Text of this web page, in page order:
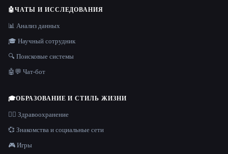
🤖ЧАТЫ И ИССЛЕДОВАНИЯ
📊 Анализ данных
🎓 Научный сотрудник
🔍 Поисковые системы
🤖💬 Чат-бот
🎓ОБРАЗОВАНИЕ И СТИЛЬ ЖИЗНИ
👩‍⚕️ Здравоохранение
💞 Знакомства и социальные сети
🎮 Игры